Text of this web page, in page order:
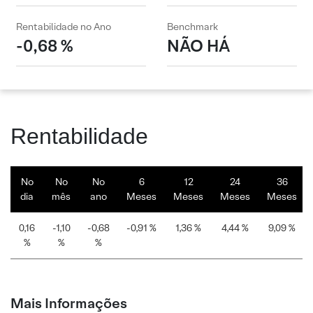
Rentabilidade no Ano
-0,68 %
Benchmark
NÃO HÁ
Rentabilidade
No
dia
No
mês
No
ano
6
Meses
12
Meses
24
Meses
36
Meses
0,16
%
-1,10
%
-0,68
%
-0,91 % 1,36 % 4,44 % 9,09 %
Mais Informações